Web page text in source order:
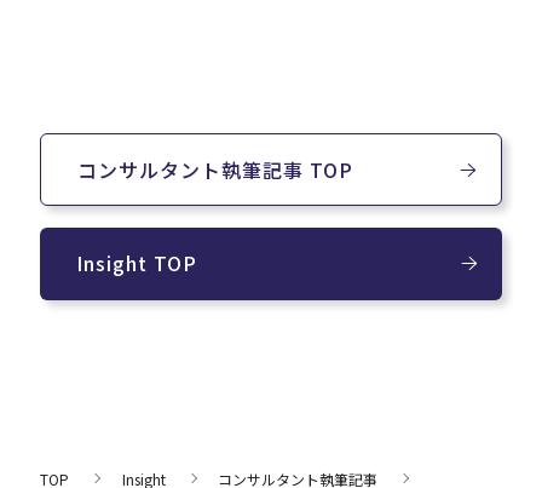
コンサルタント執筆記事 TOP
Insight TOP
TOP Insight
コンサルタント執筆記事